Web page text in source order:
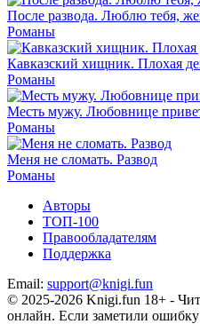
После развода. Люблю тебя,
Романы
Кавказский хищник. Плохая
Романы
Месть мужу. Любовнице
Романы
Меня не сломать. Развод
Романы
Авторы
ТОП-100
Правообладателям
Поддержка
Email: support@knigi.fun
© 2025-2026 Knigi.fun 18+ -
онлайн. Если заметили